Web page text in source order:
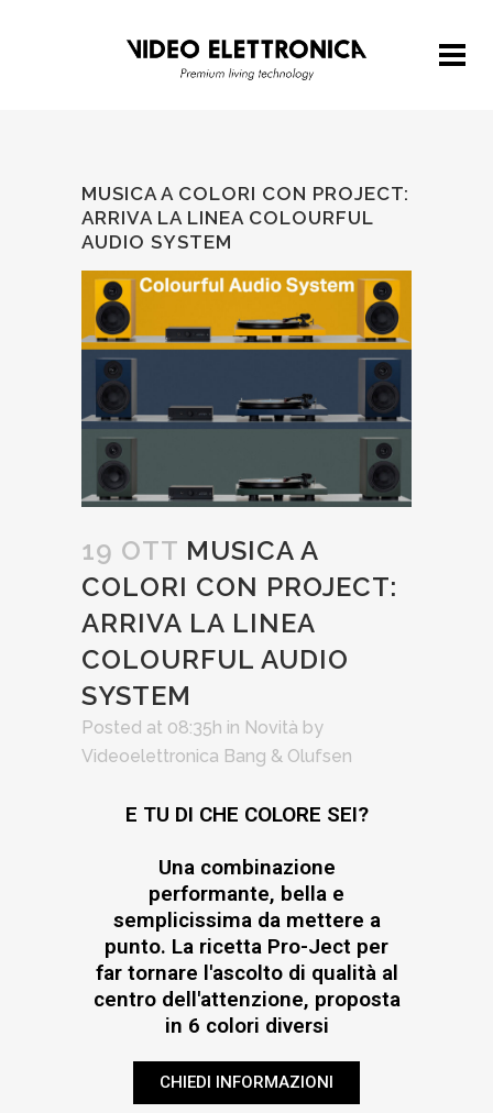
MUSICA A COLORI CON PROJECT:
ARRIVA LA LINEA COLOURFUL
AUDIO SYSTEM
19 OTT MUSICA A
COLORI CON PROJECT:
ARRIVA LA LINEA
COLOURFUL AUDIO
SYSTEM
Posted at 08:35h in Novità by
Videoelettronica Bang & Olufsen
E TU DI CHE COLORE SEI?
Una combinazione
performante, bella e
semplicissima da mettere a
punto. La ricetta Pro-Ject per
far tornare l'ascolto di qualità al
centro dell'attenzione, proposta
in 6 colori diversi
CHIEDI INFORMAZIONI